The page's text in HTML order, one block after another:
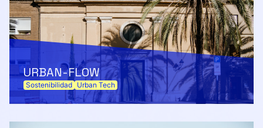
URBAN-FLOW
Sostenibilidad Urban Tech